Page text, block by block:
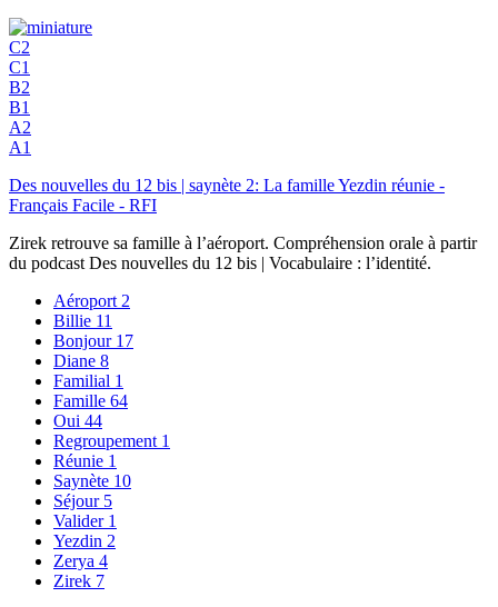
C2
C1
B2
B1
A2
A1
Des nouvelles du 12 bis | saynète 2: La famille Yezdin réunie -
Français Facile - RFI
Zirek retrouve sa famille à l’aéroport. Compréhension orale à partir
du podcast Des nouvelles du 12 bis | Vocabulaire : l’identité.
Aéroport 2
Billie 11
Bonjour 17
Diane 8
Familial 1
Famille 64
Oui 44
Regroupement 1
Réunie 1
Saynète 10
Séjour 5
Valider 1
Yezdin 2
Zerya 4
Zirek 7